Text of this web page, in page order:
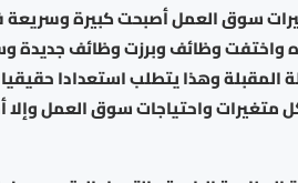
سوق العمل أصبحت كبيرة وسريعة
واختفت وظائف وبرزت وظائف جديدة
المقبلة وهذا يتطلب استعدادا
متغيرات واحتياجات سوق العمل